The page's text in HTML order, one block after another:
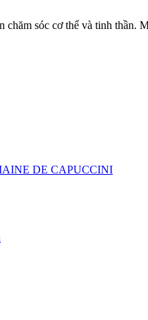
chăm sóc cơ thể và tinh thần.
DE CAPUCCINI